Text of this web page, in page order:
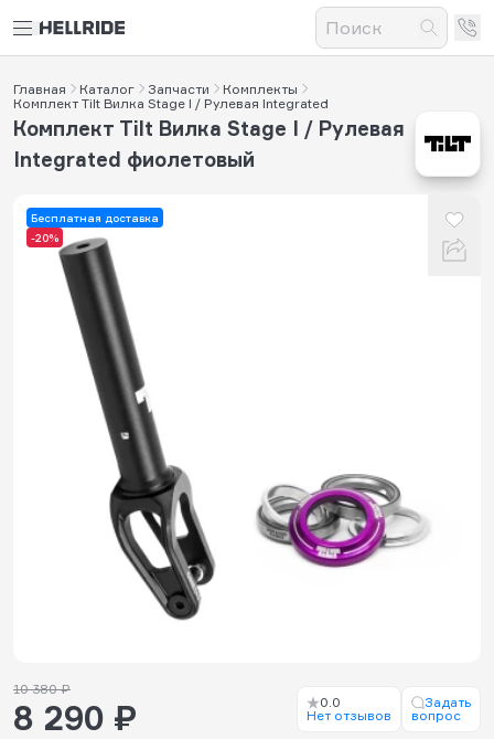
Главная Каталог Запчасти
Комплекты
Комплект Tilt Вилка Stage I / Рулевая Integrated
Бесплатная доставка
-20%
Комплект Tilt Вилка Stage I / Рулевая
Integrated фиолетовый
10 380 ₽
8 290 ₽
0.0
Нет отзывов
Задать
вопрос